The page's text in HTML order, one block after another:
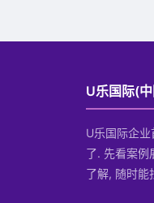
U乐国际(中
U乐国际企
了. 先看案例
了解, 随时能